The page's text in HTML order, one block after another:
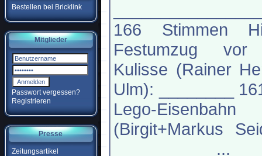
Bestellen bei Bricklink
Mitglieder
Passwort vergessen?
Registrieren
Presse
Zeitungsartikel
166 Stimmen
Festumzug vor
Kulisse (Rainer
Ulm): ________
Lego-Eisenbahn
(Birgit+Markus
___________...